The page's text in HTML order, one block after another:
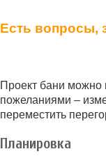
Есть вопросы,
Проект бани можно
пожеланиями –
переместить
Планировка